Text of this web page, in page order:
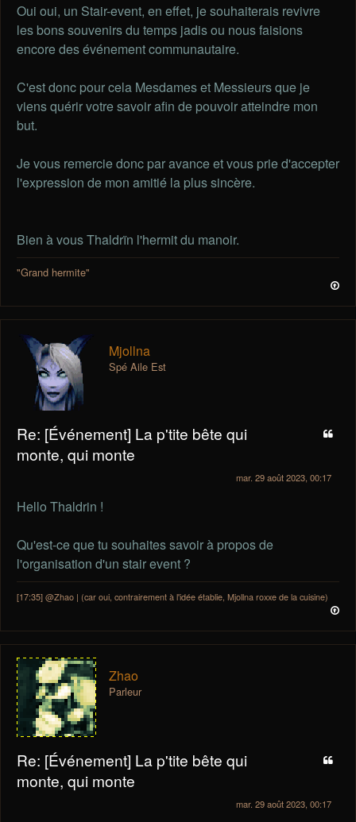
Oui oui, un Stair-event, en effet, je souhaiterais revivre
les bons souvenirs du temps jadis ou nous faisions
encore des événement communautaire.
C'est donc pour cela Mesdames et Messieurs que je
viens quérir votre savoir afin de pouvoir atteindre mon
but.
Je vous remercie donc par avance et vous prie d'accepter
l'expression de mon amitié la plus sincère.
Bien à vous Thaldrïn l'hermit du manoir.
"Grand hermite"
Mjollna
Spé Aile Est
Re: [Événement] La p'tite bête qui
monte, qui monte
mar. 29 août 2023, 00:17
Hello Thaldrin !
Qu'est-ce que tu souhaites savoir à propos de
l'organisation d'un stair event ?
[17:35] @Zhao | (car oui, contrairement à l'idée établie, Mjollna roxxe de la cuisine)
Zhao
Parleur
Re: [Événement] La p'tite bête qui
monte, qui monte
mar. 29 août 2023, 00:17